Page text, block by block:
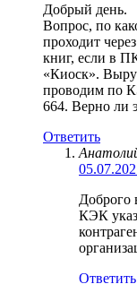
Добрый день.
Вопрос, по
проходит
книг, если в
«Киоск».
проводим по
664. Верно ли
Ответить
Доброго
КЭК
Ответить